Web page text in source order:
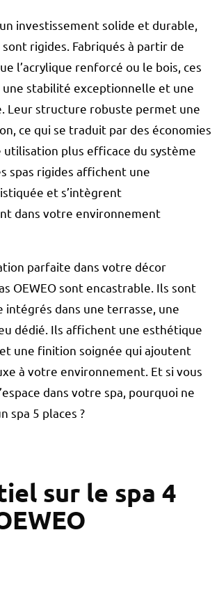
investissement solide et durable,
sont rigides. Fabriqués à partir de
l’acrylique renforcé ou le bois, ces
stabilité exceptionnelle et une
Leur structure robuste permet une
ce qui se traduit par des économies
utilisation plus efficace du système
spas rigides affichent une
et s’intègrent
dans votre environnement
parfaite dans votre décor
OEWEO sont encastrable. Ils sont
intégrés dans une terrasse, une
dédié. Ils affichent une esthétique
une finition soignée qui ajoutent
à votre environnement. Et si vous
dans votre spa, pourquoi ne
spa 5 places ?
sur le spa 4